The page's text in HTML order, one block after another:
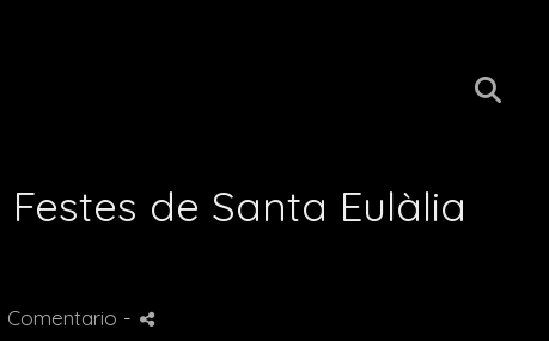
de Santa Eulàlia
Comentario -